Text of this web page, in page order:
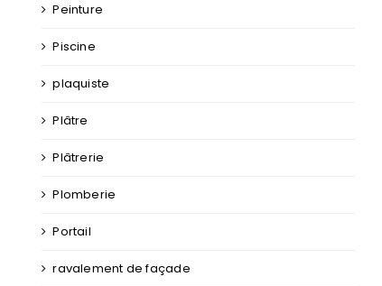
Peinture
Piscine
plaquiste
Plâtre
Plâtrerie
Plomberie
Portail
ravalement de façade